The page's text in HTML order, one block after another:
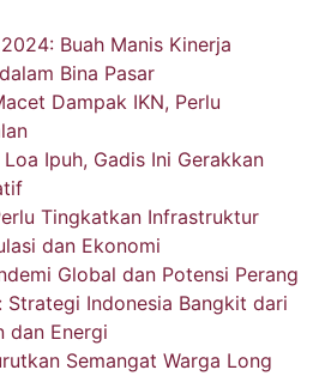
Buah Manis Kinerja
Bina Pasar
Dampak IKN, Perlu
Ipuh, Gadis Ini Gerakkan
Tingkatkan Infrastruktur
dan Ekonomi
Global dan Potensi Perang
Strategi Indonesia Bangkit dari
dan Energi
Semangat Warga Long